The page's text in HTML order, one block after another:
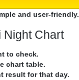
and user-friendly.
Night Chart
to check.
chart table.
result for that day.